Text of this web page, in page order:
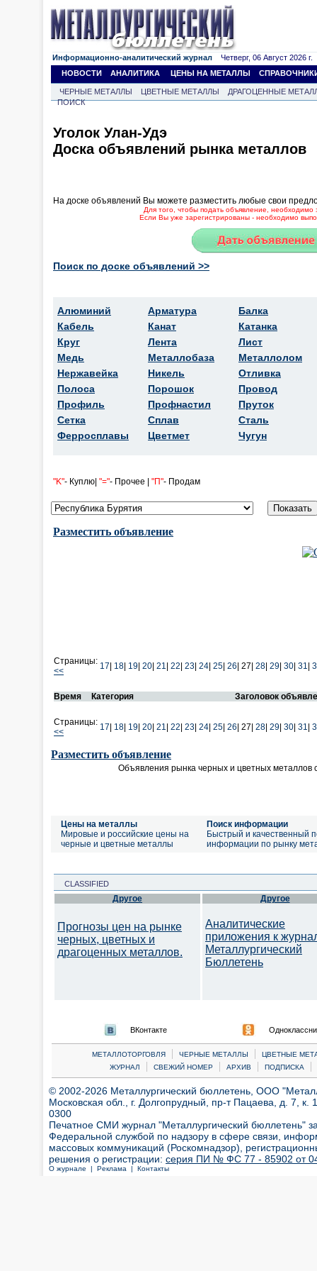
Информационно-аналитический журнал Четверг, 06 Август 2026 г.
НОВОСТИ
АНАЛИТИКА ЦЕНЫ НА МЕТАЛЛЫ
ЧЕРНЫЕ МЕТАЛЛЫ ЦВЕТНЫЕ МЕТАЛЛЫ
ДРАГОЦЕННЫЕ
ПОИСК
Уголок Улан-Удэ
Доска объявлений рынка металлов
На доске объявлений Вы можете разместить любые свои
Для того, чтобы подать объявление, необходимо
Если Вы уже зарегистрированы - необходимо
Поиск по доске объявлений >>
Алюминий
Кабель
Круг
Медь
Нержавейка
Полоса
Профиль
Сетка
Ферросплавы
Арматура
Канат
Лента
Металлобаза
Никель
Порошок
Профнастил
Сплав
Цветмет
Балка
Катанка
Лист
Металлолом
Отливка
Провод
Пруток
Сталь
Чугун
"K"- Куплю| "="- Прочее | "П"- Продам
Разместить объявление
Страницы:
<<
17 18 19 20 21 22 23 24 25 26 27| 28 29 30 31
Время Категория Заголовок
Страницы:
<<
17 18 19 20 21 22 23 24 25 26 27| 28 29 30 31
Разместить объявление
Объявления рынка черных и цветных металлов
Цены на металлы
Мировые и российские цены на
черные и цветные металлы
Поиск информации
Быстрый и качественный
информации по рынку
CLASSIFIED
Другое
Прогнозы цен на рынке
черных, цветных и
драгоценных металлов.
Другое
Аналитические
приложения к
Металлургический
Бюллетень
ВКонтакте
МЕТАЛЛОТОРГОВЛЯ | ЧЕРНЫЕ МЕТАЛЛЫ |
ЦВЕТНЫЕ
ЖУРНАЛ
| СВЕЖИЙ НОМЕР | АРХИВ | ПОДПИСКА |
© 2002-2026 Металлургический бюллетень, ООО
Московская обл., г. Долгопрудный, пр-т Пацаева, д. 7,
0300
Печатное СМИ журнал "Металлургический бюллетень"
Федеральной службой по надзору в сфере связи,
массовых коммуникаций (Роскомнадзор),
решения о регистрации: серия ПИ № ФС 77 - 85902 от 04
О журнале | Реклама | Контакты